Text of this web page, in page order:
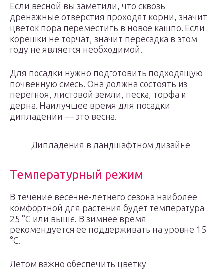
Если весной вы заметили, что сквозь
дренажные отверстия проходят корни, значит
цветок пора переместить в новое кашпо. Если
корешки не торчат, значит пересадка в этом
году не является необходимой.
Для посадки нужно подготовить подходящую
почвенную смесь. Она должна состоять из
перегноя, листовой земли, песка, торфа и
дерна. Наилучшее время для посадки
дипладении — это весна.
Дипладения в ландшафтном дизайне
Температурный режим
В течение весенне-летнего сезона наиболее
комфортной для растения будет температура
25 °C или выше. В зимнее время
рекомендуется ее поддерживать на уровне 15
°C.
Летом важно обеспечить цветку